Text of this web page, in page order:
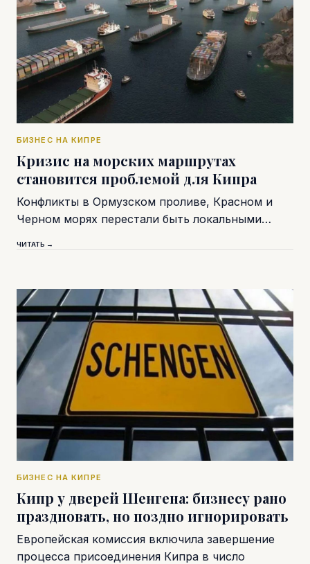
БИЗНЕС НА КИПРЕ
Кризис на морских маршрутах
становится проблемой для Кипра
Конфликты в Ормузском проливе, Красном и
Черном морях перестали быть локальными…
ЧИТАТЬ →
БИЗНЕС НА КИПРЕ
Кипр у дверей Шенгена: бизнесу рано
праздновать, но поздно игнорировать
Европейская комиссия включила завершение
процесса присоединения Кипра в число